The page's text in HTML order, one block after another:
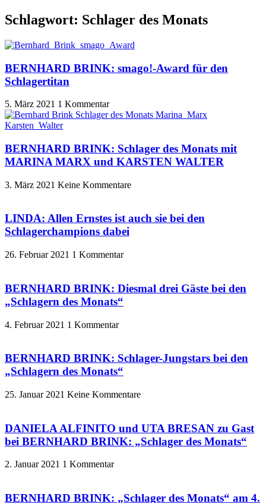
Schlagwort: Schlager des Monats
BERNHARD BRINK: smago!-Award für den
Schlagertitan
5. März 2021 1 Kommentar
BERNHARD BRINK: Schlager des Monats mit
MARINA MARX und KARSTEN WALTER
3. März 2021 Keine Kommentare
LINDA: Allen Ernstes ist auch sie bei den
Schlagerchampions dabei
26. Februar 2021 1 Kommentar
BERNHARD BRINK: Diesmal drei Gäste bei den
„Schlagern des Monats“
4. Februar 2021 1 Kommentar
BERNHARD BRINK: Schlager-Jungstars bei den
„Schlagern des Monats“
25. Januar 2021 Keine Kommentare
DANIELA ALFINITO und UTA BRESAN zu Gast
bei BERNHARD BRINK: „Schlager des Monats“
2. Januar 2021 1 Kommentar
BERNHARD BRINK: „Schlager des Monats“ am 4.